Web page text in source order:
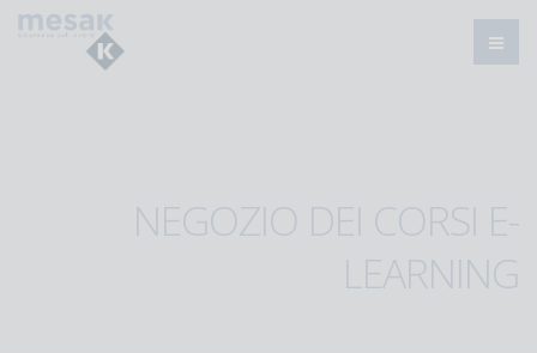
NEGOZIO DEI CORSI E-
LEARNING